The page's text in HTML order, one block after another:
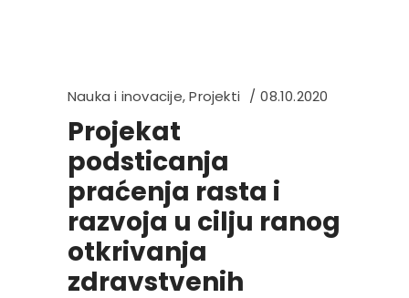
Nauka i inovacije,Projekti 08.10.2020
Projekat
podsticanja
praćenja rasta i
razvoja u cilju ranog
otkrivanja
zdravstvenih